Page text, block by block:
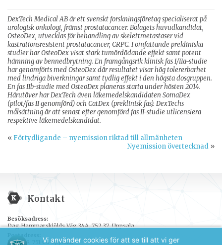
DexTech Medical AB är ett svenskt forskningsföretag specialiserat på
urologisk onkologi, främst prostatacancer. Bolagets huvudkandidat,
OsteoDex, utvecklas för behandling av skelettmetastaser vid
kastrationsresistent prostatacancer, CRPC. I omfattande prekliniska
studier har OsteoDex visat stark tumördödande effekt samt potent
hämning av bennedbrytning. En framgångsrik klinisk fas I/IIa-studie
har genomförts med OsteoDex där resultatet visar hög tolererbarhet
med lindriga biverkningar samt tydlig effekt i den högsta dosgruppen.
En fas IIb-studie med OsteoDex planeras starta under hösten 2014.
Härutöver har DexTech även läkemedelskandidaten SomaDex
(pilot/fas II genomförd) och CatDex (preklinisk fas). DexTechs
målsättning är att senast efter genomförd fas II-studie utlicensiera
respektive läkemedelskandidat.
« Förtydligande – nyemission riktad till allmänheten
Nyemission övertecknad »
Kontakt
Besöksadress:
Dag Hammarskjölds Väg 34A, 752 37 Uppsala
Box 389, 751 06 UppsalaVi använder cookies för att se till att vi ger